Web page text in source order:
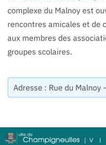
complexe du Malnoy est
rencontres amicales et de
aux membres des
groupes scolaires.
Adresse : Rue du